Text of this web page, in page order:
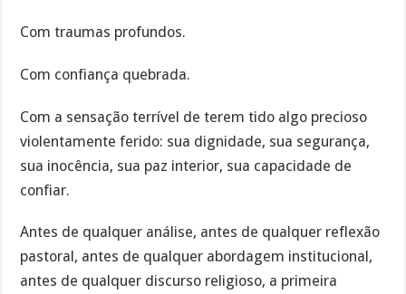
Com traumas profundos.
Com confiança quebrada.
Com a sensação terrível de terem tido algo precioso
violentamente ferido: sua dignidade, sua segurança,
sua inocência, sua paz interior, sua capacidade de
confiar.
Antes de qualquer análise, antes de qualquer reflexão
pastoral, antes de qualquer abordagem institucional,
antes de qualquer discurso religioso, a primeira